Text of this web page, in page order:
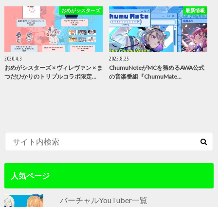
おめがシスターズ
2020.4.3
おめがシスターズ × ヴィレヴァン × ま
つだひかりのトリプルコラボ限定…
最新情報
2025.8.25
ChumuNoteがMCを務めるAWA公式
の音楽番組『ChumuMate…
人気ページ
バーチャルYouTuber一覧